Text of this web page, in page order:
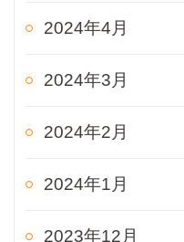
2024年4月
2024年3月
2024年2月
2024年1月
2023年12月